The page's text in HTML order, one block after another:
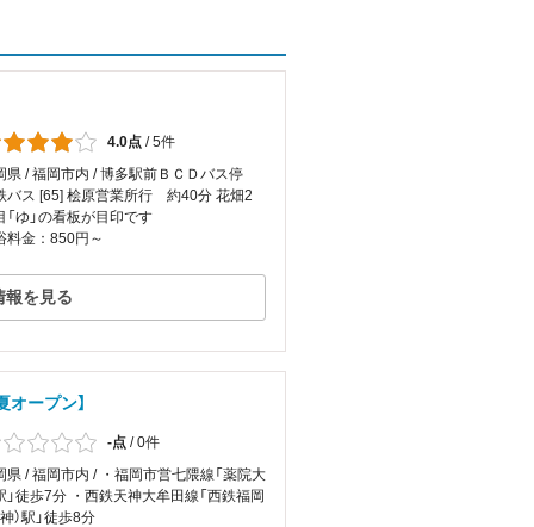
4.0点 /5件
県 / 福岡市内 / 博多駅前ＢＣＤバス停
バス [65] 桧原営業所行 約40分 花畑2
「ゆ」の看板が目印です
料金：850円～
報を見る
ープン】
-点 /0件
県 / 福岡市内 / ・福岡市営七隈線「薬院大
」徒歩7分 ・西鉄天神大牟田線「西鉄福岡
神）駅」徒歩8分